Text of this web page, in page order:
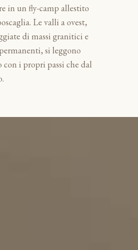
in un fly-camp allestito
Le valli a ovest,
di massi granitici e
si leggono
con i propri passi che dal